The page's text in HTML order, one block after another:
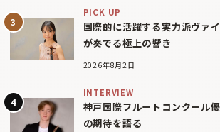
PICK UP
国際的に活躍する実力派ヴァ
が奏でる極上の響き
2026年8月2日
INTERVIEW
神戸国際フルートコンクール
の期待を語る